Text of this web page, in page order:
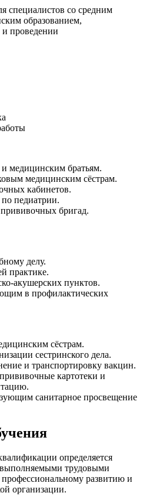
специалистов со средним
образованием,
проведении
медицинским братьям.
медицинским сёстрам.
кабинетов.
педиатрии.
бригад.
делу.
практике.
акушерских пунктов.
в профилактических
сёстрам.
сестринского дела.
и транспортировку вакцин.
картотеки и
санитарное просвещение
определяется
трудовыми
развитию и
организации.